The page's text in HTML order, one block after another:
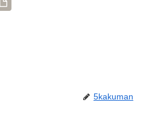
5kakuman